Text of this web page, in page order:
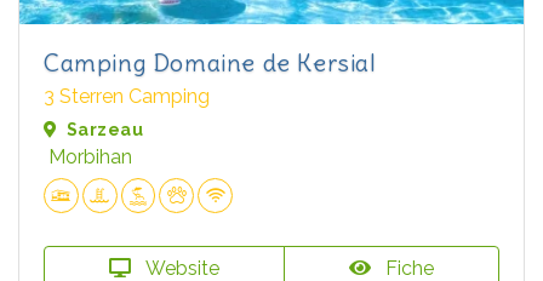
Camping Domaine de Kersial
3 Sterren Camping
Sarzeau
Morbihan
Website Fiche